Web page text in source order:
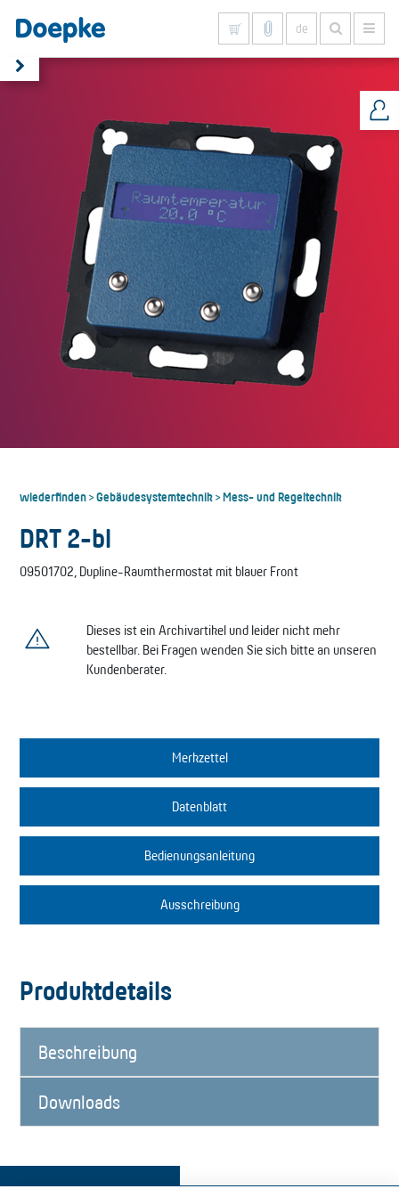
de
wiederfinden>Gebäudesystemtechnik>Mess- und Regeltechnik
DRT 2-bl
09501702, Dupline-Raumthermostat mit blauer Front
Dieses ist ein Archivartikel und leider nicht mehr
bestellbar. Bei Fragen wenden Sie sich bitte an unseren
Kundenberater.
Merkzettel
Datenblatt
Bedienungsanleitung
Ausschreibung
Produktdetails
Beschreibung
Downloads